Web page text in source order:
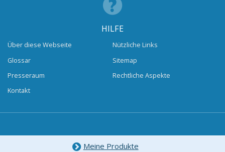
HILFE
Über diese Webseite
Glossar
Presseraum
Kontakt
Nützliche Links
Sitemap
Rechtliche Aspekte
Meine Produkte